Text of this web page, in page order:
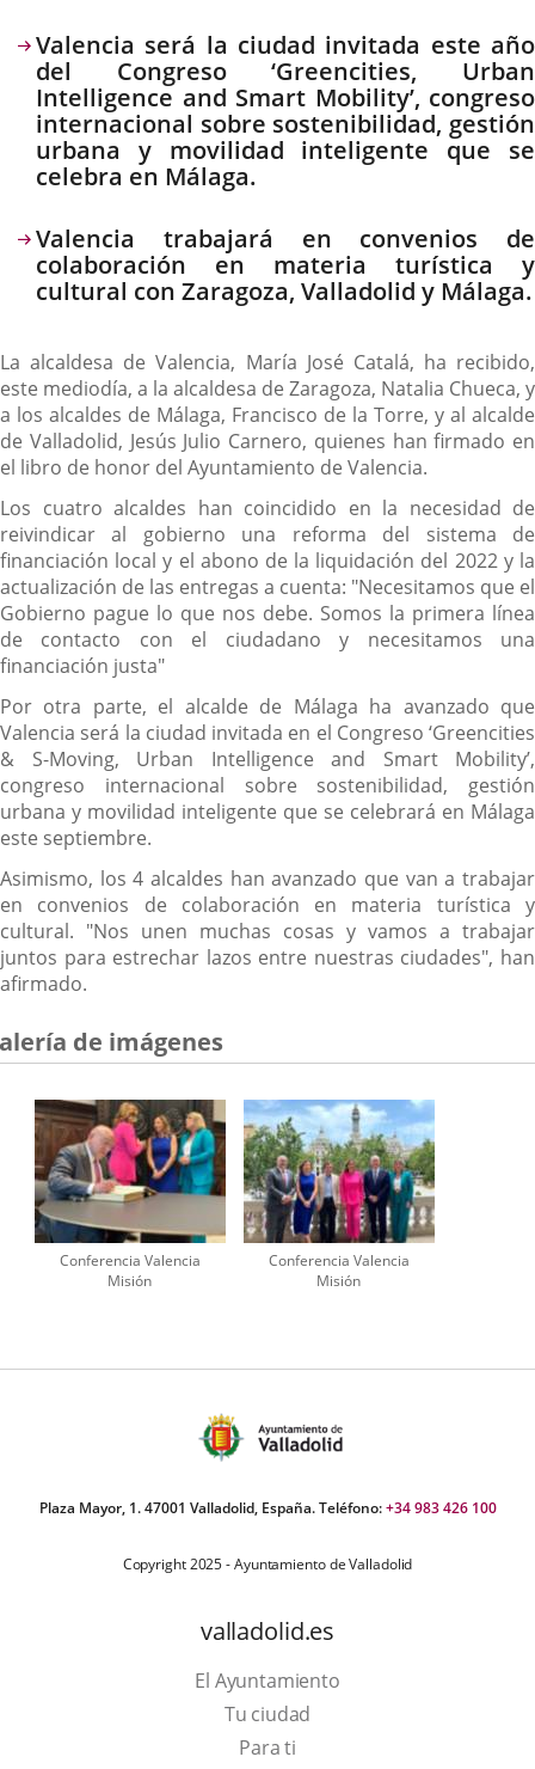
Valencia será la ciudad invitada este año
del Congreso ‘Greencities, Urban
Intelligence and Smart Mobility’, congreso
internacional sobre sostenibilidad, gestión
urbana y movilidad inteligente que se
celebra en Málaga.
Valencia trabajará en convenios de
colaboración en materia turística y
cultural con Zaragoza, Valladolid y Málaga.
La alcaldesa de Valencia, María José Catalá, ha recibido,
este mediodía, a la alcaldesa de Zaragoza, Natalia Chueca, y
a los alcaldes de Málaga, Francisco de la Torre, y al alcalde
de Valladolid, Jesús Julio Carnero, quienes han firmado en
el libro de honor del Ayuntamiento de Valencia.
Los cuatro alcaldes han coincidido en la necesidad de
reivindicar al gobierno una reforma del sistema de
financiación local y el abono de la liquidación del 2022 y la
actualización de las entregas a cuenta: "Necesitamos que el
Gobierno pague lo que nos debe. Somos la primera línea
de contacto con el ciudadano y necesitamos una
financiación justa"
Por otra parte, el alcalde de Málaga ha avanzado que
Valencia será la ciudad invitada en el Congreso ‘Greencities
& S-Moving, Urban Intelligence and Smart Mobility’,
congreso internacional sobre sostenibilidad, gestión
urbana y movilidad inteligente que se celebrará en Málaga
este septiembre.
Asimismo, los 4 alcaldes han avanzado que van a trabajar
en convenios de colaboración en materia turística y
cultural. "Nos unen muchas cosas y vamos a trabajar
juntos para estrechar lazos entre nuestras ciudades", han
afirmado.
de imágenes
Conferencia Valencia
Misión
Conferencia Valencia
Misión
Plaza Mayor, 1. 47001 Valladolid, España. Teléfono:+34 983 426 100
Copyright 2025 - Ayuntamiento de Valladolid
valladolid.es
El Ayuntamiento
Tu ciudad
Para ti